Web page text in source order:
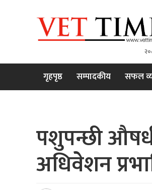
VET TIMES
Nepal's 1st Vet Magzine
गृहपृष्ठ सम्पादकीय सफल
पशुपन्छी
अधिवेशन